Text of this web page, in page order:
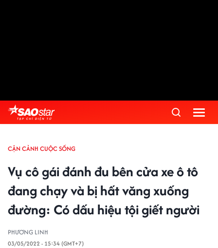
CẬN CẢNH CUỘC SỐNG
Vụ cô gái đánh đu bên cửa xe ô tô
đang chạy và bị hất văng xuống
đường: Có dấu hiệu tội giết người
PHƯƠNG LINH
03/05/2022 - 15:34 (GMT+7)